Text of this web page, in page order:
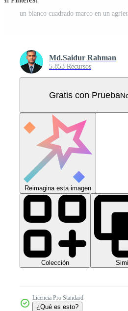
Md.Saidur Rahman
5.853 Recursos
Gratis con Prueba
Reimagina esta imagen
Colección
Licencia Pro Standard
¿Qué es esto?